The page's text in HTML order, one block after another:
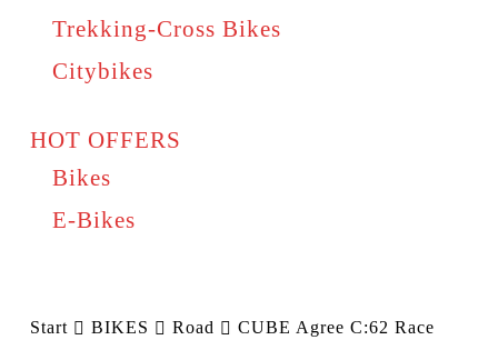
Trekking-Cross Bikes
Citybikes
HOT OFFERS
Bikes
E-Bikes
Start BIKES Road CUBE Agree C:62 Race